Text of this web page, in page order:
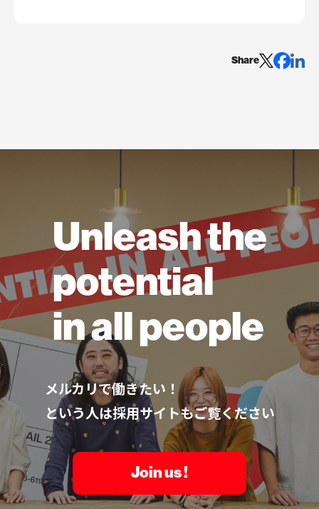
Share
Unleash the
potential
in all people
メルカリで働きたい！
という人は採用サイトもご覧ください
Join us !